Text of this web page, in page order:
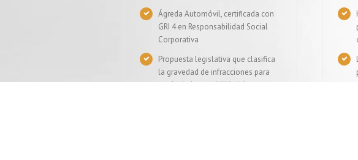
Ágreda Automóvil, certificada con
GRI 4 en Responsabilidad Social
Corporativa
Propuesta legislativa que clasifica
la gravedad de infracciones para
perder la honorabilidad de un